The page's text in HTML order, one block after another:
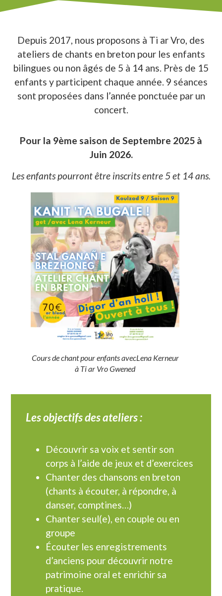
Depuis 2017, nous proposons à Ti ar Vro, des
ateliers de chants en breton pour les enfants
bilingues ou non âgés de 5 à 14 ans. Près de 15
enfants y participent chaque année. 9 séances
sont proposées dans l’année ponctuée par un
concert.
Pour la 9ème saison de Septembre 2025 à
Juin 2026.
Les enfants pourront être inscrits entre 5 et 14 ans.
Cours de chant pour enfants avecLena Kerneur
à Ti ar Vro Gwened
Les objectifs des ateliers :
Découvrir sa voix et sentir son
corps à l’aide de jeux et d’exercices
Chanter des chansons en breton
(chants à écouter, à répondre, à
danser, comptines…)
Chanter seul(e), en couple ou en
groupe
Écouter les enregistrements
d’anciens pour découvrir notre
patrimoine oral et enrichir sa
pratique.